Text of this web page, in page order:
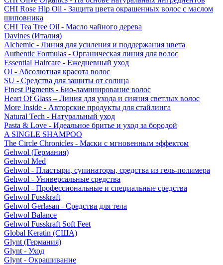
CHI Rose Hip Oil - Защита цвета окрашенных волос с маслом
шиповника
CHI Tea Tree Oil - Масло чайного дерева
Davines (Италия)
Alchemic - Линия для усиления и поддержания цвета
Authentic Formulas - Органическая линия для волос
Essential Haircare - Eжедневный уход
OI - Абсолютная красота волос
SU - Средства для защиты от солнца
Finest Pigments - Био-ламинирование волос
Heart Of Glass – Линия для ухода и сияния светлых волос
More Inside - Авторские продукты для стайлинга
Natural Tech - Натуральный уход
Pasta & Love - Идеальное бритье и уход за бородой
A SINGLE SHAMPOO
The Circle Chronicles - Маски с мгновенным эффектом
Gehwol (Германия)
Gehwol Med
Gehwol - Пластыри, супинаторы, средства из гель-полимера
Gehwol - Универсальные средства
Gehwol - Профессиональные и специальные средства
Gehwol Fusskraft
Gehwol Gerlasan - Средства для тела
Gehwol Balance
Gehwol Fusskraft Soft Feet
Global Keratin (США)
Glynt (Германия)
Glynt - Уход
Glynt - Окрашивание